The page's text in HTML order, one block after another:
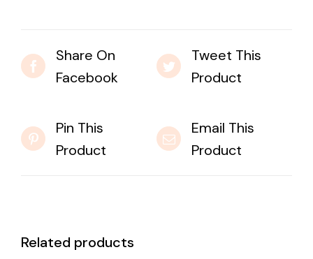
Share On
Facebook
Tweet This
Product
Pin This
Product
Email This
Product
Related products